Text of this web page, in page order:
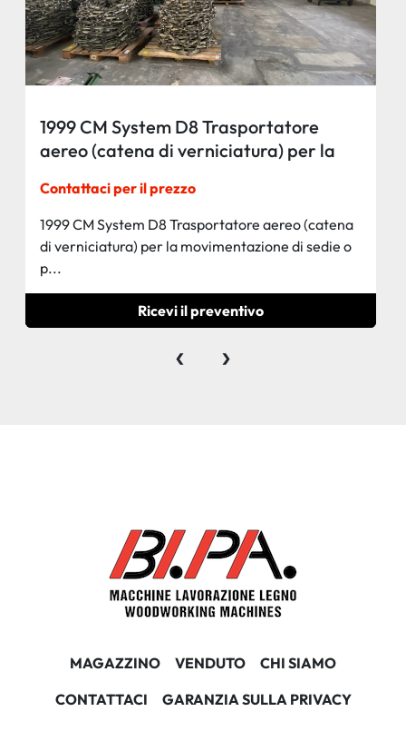
1999 CM System D8 Trasportatore
aereo (catena di verniciatura) per la
simili, tinti su ganci. Metri lineari 600
Contattaci per il prezzo
1999 CM System D8 Trasportatore aereo (catena
di verniciatura) per la movimentazione di sedie o
p...
Ricevi il preventivo
‹ ›
MAGAZZINO VENDUTO
CHI SIAMO
CONTATTACI
GARANZIA SULLA PRIVACY